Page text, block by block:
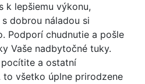
k lepšiemu výkonu,
dobrou náladou si
Podporí chudnutie a pošle
Vaše nadbytočné tuky.
a ostatní
to všetko úplne prirodzene